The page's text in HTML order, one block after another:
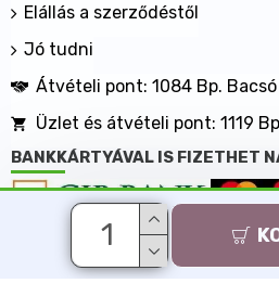
Elállás a szerződéstől
Jó tudni
Átvételi pont: 1084 Bp. Bacsó
Üzlet és átvételi pont: 1119
BANKKÁRTYÁVAL IS FIZETHET
Minden jog fenntartva,